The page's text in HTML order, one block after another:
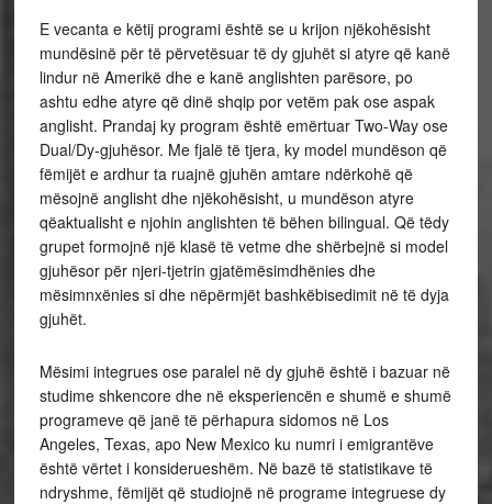
E vecanta e këtij programi është se u krijon njëkohësisht
mundësinë për të përvetësuar të dy gjuhët si atyre që kanë
lindur në Amerikë dhe e kanë anglishten parësore, po
ashtu edhe atyre që dinë shqip por vetëm pak ose aspak
anglisht. Prandaj ky program është emërtuar Two-Way ose
Dual/Dy-gjuhësor. Me fjalë të tjera, ky model mundëson që
fëmijët e ardhur ta ruajnë gjuhën amtare ndërkohë që
mësojnë anglisht dhe njëkohësisht, u mundëson atyre
qëaktualisht e njohin anglishten të bëhen bilingual. Që tëdy
grupet formojnë një klasë të vetme dhe shërbejnë si model
gjuhësor për njeri-tjetrin gjatëmësimdhënies dhe
mësimnxënies si dhe nëpërmjët bashkëbisedimit në të dyja
gjuhët.
Mësimi integrues ose paralel në dy gjuhë është i bazuar në
studime shkencore dhe në eksperiencën e shumë e shumë
programeve që janë të përhapura sidomos në Los
Angeles, Texas, apo New Mexico ku numri i emigrantëve
është vërtet i konsiderueshëm. Në bazë të statistikave të
ndryshme, fëmijët që studiojnë në programe integruese dy